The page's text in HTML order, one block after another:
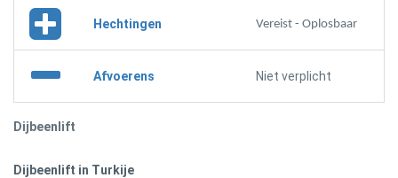
Hechtingen Vereist - Oplosbaar
Afvoerens Niet verplicht
Dijbeenlift
Dijbeenlift in Turkije